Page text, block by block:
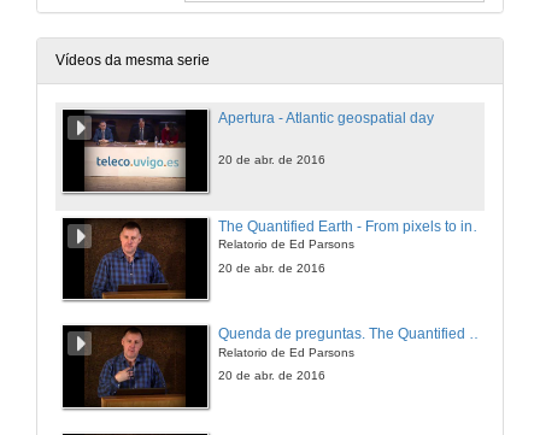
Vídeos da mesma serie
Apertura - Atlantic geospatial day
20 de abr. de 2016
Relatorio de Ed Parsons
20 de abr. de 2016
Quenda de preguntas. The Quantified Earth
Relatorio de Ed Parsons
20 de abr. de 2016